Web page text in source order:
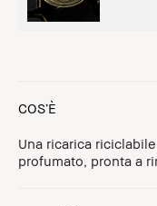
COS’È
Una ricarica
profumato, pronta a